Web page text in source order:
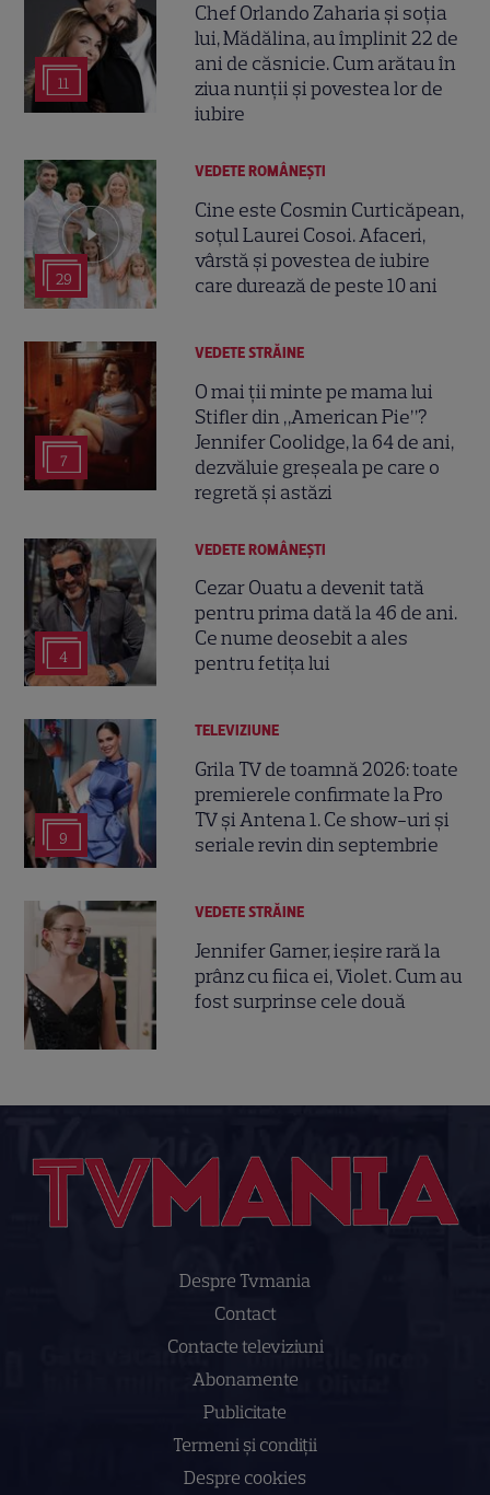
11
Chef Orlando Zaharia și soția
lui, Mădălina, au împlinit 22 de
ani de căsnicie. Cum arătau în
ziua nunții și povestea lor de
iubire
29
VEDETE ROMÂNEŞTI
Cine este Cosmin Curticăpean,
soțul Laurei Cosoi. Afaceri,
vârstă și povestea de iubire
care durează de peste 10 ani
7
VEDETE STRĂINE
O mai ții minte pe mama lui
Stifler din „American Pie”?
Jennifer Coolidge, la 64 de ani,
dezvăluie greșeala pe care o
regretă și astăzi
4
VEDETE ROMÂNEŞTI
Cezar Ouatu a devenit tată
pentru prima dată la 46 de ani.
Ce nume deosebit a ales
pentru fetița lui
9
TELEVIZIUNE
Grila TV de toamnă 2026: toate
premierele confirmate la Pro
TV și Antena 1. Ce show-uri și
seriale revin din septembrie
VEDETE STRĂINE
Jennifer Garner, ieșire rară la
prânz cu fiica ei, Violet. Cum au
fost surprinse cele două
Despre Tvmania
Contact
Contacte televiziuni
Abonamente
Publicitate
Termeni și condiții
Despre cookies